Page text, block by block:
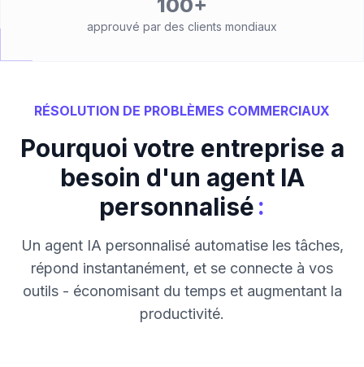
100+
approuvé par des clients mondiaux
RÉSOLUTION DE PROBLÈMES COMMERCIAUX
Pourquoi votre entreprise a
besoin d'un agent IA
personnalisé:
Un agent IA personnalisé automatise les tâches,
répond instantanément, et se connecte à vos
outils - économisant du temps et augmentant la
productivité.